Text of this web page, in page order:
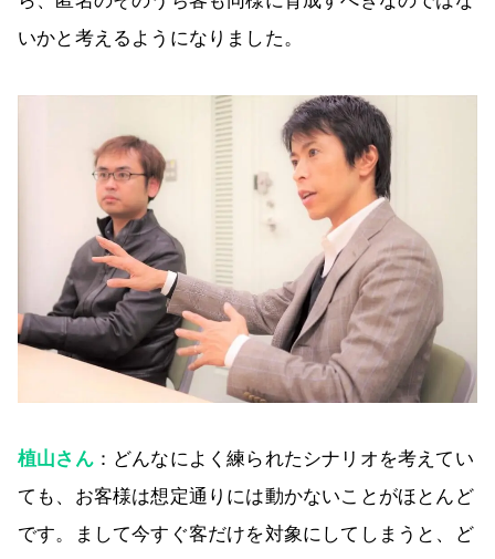
いかと考えるようになりました。
植山さん：どんなによく練られたシナリオを考えてい
ても、お客様は想定通りには動かないことがほとんど
です。まして今すぐ客だけを対象にしてしまうと、ど